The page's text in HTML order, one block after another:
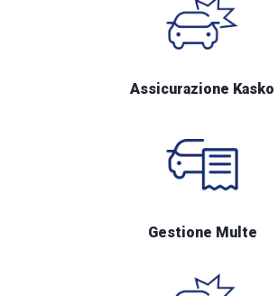
Assicurazione Kasko
Gestione Multe